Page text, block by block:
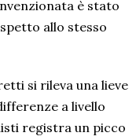
è stato
allo stesso
si rileva una lieve
a livello
registra un picco